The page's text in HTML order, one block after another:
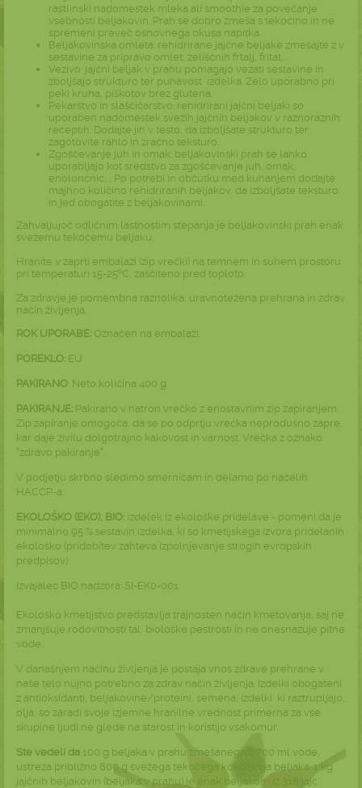
rastlinski nadomestek mleka ali smoothie za povečanje
vsebnosti beljakovin. Prah se dobro zmeša s tekočino in ne
spremeni preveč osnovnega okusa napitka.
Beljakovinska omleta: rehidrirane jajčne beljake zmešajte z v
sestavine za pripravo omlet, zeliščnih frtalj, fritat,..
Vezivo: jajčni beljak v prahu pomagajo vezati sestavine in
zboljšajo strukturo ter puhavost izdelka. Zelo uporabno pri
peki kruha, piškotov brez glutena.
Pekarstvo in slaščičarstvo: rehidrirani jajčni beljaki so
uporaben nadomestek svežih jajčnih beljakov v raznoraznih
receptih. Dodajte jih v testo, da izboljšate strukturo ter
zagotovite rahlo in zračno teksturo.
Zgoščevanje juh in omak: beljakovinski prah se lahko
uporabljajo kot sredstvo za zgoščevanje juh, omak,
enolončnic,... Po potrebi in občutku med kuhanjem dodajte
majhno količino rehidriranih beljakov, da izboljšate teksturo
in jed obogatite z beljakovinami.
Zahvaljujoč odličnim lastnostim stepanja je beljakovinski prah enak
svežemu tekočemu beljaku.
Hranite v zaprti embalaži (zip vrečki) na temnem in suhem prostoru
pri temperaturi 15-25ºC, zaščiteno pred toploto.
Za zdravje je pomembna raznolika, uravnotežena prehrana in zdrav
način življenja.
ROK UPORABE: Označen na embalaži.
POREKLO: EU
PAKIRANO : Neto količina 400 g
PAKIRANJE: Pakirano v natron vrečko z enostavnim zip zapiranjem.
Zip zapiranje omogoča, da se po odprtju vrečka neprodušno zapre,
kar daje živilu dolgotrajno kakovost in varnost. Vrečka z oznako
"zdravo pakiranje".
V podjetju skrbno sledimo smernicam in delamo po načelih
HACCP-a.
EKOLOŠKO (EKO), BIO: izdelek iz ekološke pridelave - pomeni da je
minimalno 95 % sestavin izdelka, ki so kmetijskega izvora pridelanih
ekološko (pridobitev zahteva izpolnjevanje strogih evropskih
predpisov).
Izvajalec BIO nadzora: SI-EK0-001
Ekološko kmetijstvo predstavlja trajnosten način kmetovanja, saj ne
zmanjšuje rodovitnosti tal, biološke pestrosti in ne onesnažuje pitne
vode.
V današnjem načinu življenja je postaja vnos zdrave prehrane v
naše telo nujno potrebno za zdrav način življenja. Izdelki obogateni
z antioksidanti, beljakovine/proteini, semena, izdelki ki raztrupljajo,
olja, so zaradi svoje izjemne hranilne vrednost primerna za vse
skupine ljudi ne glede na starost in koristijo vsakomur.
Ste vedeli da 100 g beljaka v prahu zmešanega v 700 ml vode,
ustreza približno 800 g svežega tekočega kokošjega beljaka. 1 kg
jajčnih beljakovin (beljaka v prahu) je enak beljakom iz 316 jajc